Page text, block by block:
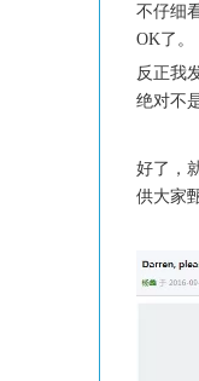
不仔细
OK了。
反正我
绝对不
好了，
供大家